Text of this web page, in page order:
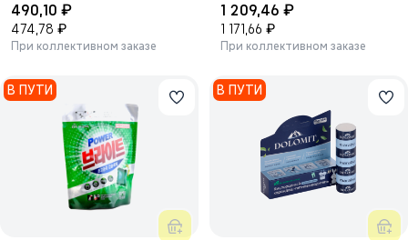
Laundry Detergent, 2100мл.
490,10 ₽
474,78 ₽
При коллективном заказе
52шт.
1 209,46 ₽
1 171,66 ₽
При коллективном заказе
В ПУТИ В ПУТИ